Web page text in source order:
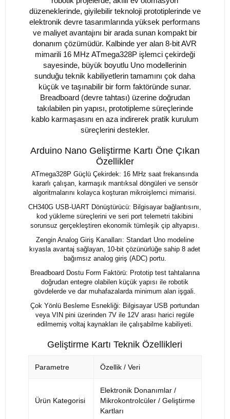
düzeneklerinde, giyilebilir teknoloji prototiplerinde ve
elektronik devre tasarımlarında yüksek performans
ve maliyet avantajını bir arada sunan kompakt bir
donanım çözümüdür. Kalbinde yer alan 8-bit AVR
mimarili 16 MHz ATmega328P işlemci çekirdeği
sayesinde, büyük boyutlu Uno modellerinin
sunduğu teknik kabiliyetlerin tamamını çok daha
küçük ve taşınabilir bir form faktöründe sunar.
Breadboard (devre tahtası) üzerine doğrudan
takılabilen pin yapısı, prototipleme süreçlerinde
kablo karmaşasını en aza indirerek pratik kurulum
süreçlerini destekler.
Arduino Nano Geliştirme Kartı Öne Çıkan
Özellikler
ATmega328P Güçlü Çekirdek: 16 MHz saat frekansında
kararlı çalışan, karmaşık mantıksal döngüleri ve sensör
algoritmalarını kolayca koşturan mikroişlemci mimarisi.
CH340G USB-UART Dönüştürücü: Bilgisayar bağlantısını,
kod yükleme süreçlerini ve seri port telemetri takibini
sorunsuz gerçekleştiren ekonomik tümleşik çip altyapısı.
Zengin Analog Giriş Kanalları: Standart Uno modeline
kıyasla avantaj sağlayan, 10-bit çözünürlüğe sahip 8 adet
bağımsız analog giriş (ADC) portu.
Breadboard Dostu Form Faktörü: Prototip test tahtalarına
doğrudan entegre olabilen küçük yapısı ile robotik
gövdelerde ve dar muhafazalarda minimum alan işgali.
Çok Yönlü Besleme Esnekliği: Bilgisayar USB portundan
veya VIN pini üzerinden 7V ile 12V arası harici regüle
edilmemiş voltaj kaynakları ile çalışabilme kabiliyeti.
Geliştirme Kartı Teknik Özellikleri
Parametre Özellik / Veri
Ürün Kategorisi
Elektronik Donanımlar /
Mikrokontrolcüler / Geliştirme
Kartları